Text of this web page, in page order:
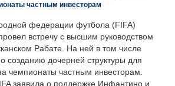
частным инвесторам
федерации футбола (FIFA)
встречу с высшим руководством
Рабате. На ней в том числе
созданию дочерней структуры для
чемпионаты частным инвесторам.
заявила о поддержке Инфантино и